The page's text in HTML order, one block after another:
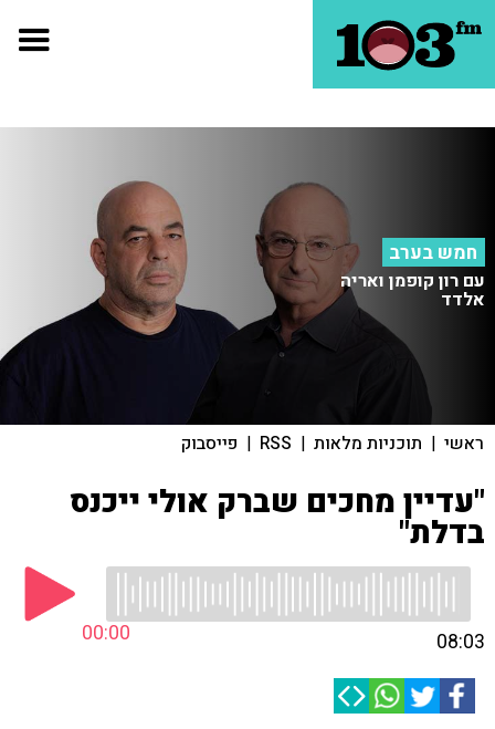
חמש בערב
עם רון קופמן ואריה
אלדד
ראשי | תוכניות מלאות |
RSS
| פייסבוק
"עדיין מחכים שברק אולי ייכנס
בדלת"
00:00 08:03